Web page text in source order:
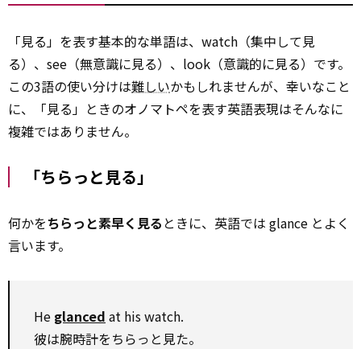
「見る」を表す基本的な単語は、watch（集中して見
る）、see（無意識に見る）、look（意識的に見る）です。
この3語の使い分けは難しいかもしれませんが、幸いなこと
に、「見る」ときのオノマトペを表す英語表現はそんなに
複雑ではありません。
「ちらっと見る」
何かをちらっと素早く見る ときに、英語では glance とよく
言います。
He glanced at his watch.
彼は腕時計をちらっと見た。